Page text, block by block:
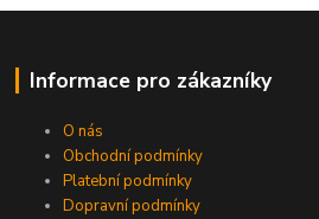
Informace pro zákazníky
O nás
Obchodní podmínky
Platební podmínky
Dopravní podmínky